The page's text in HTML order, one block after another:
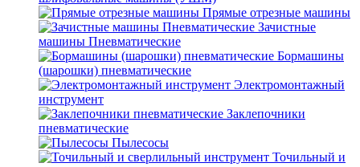
Прямые отрезные машины
Зачистные
машины Пневматические
Бормашины
(шарошки) пневматические
Электромонтажный
инструмент
Заклепочники
пневматические
Пылесосы
Точильный и